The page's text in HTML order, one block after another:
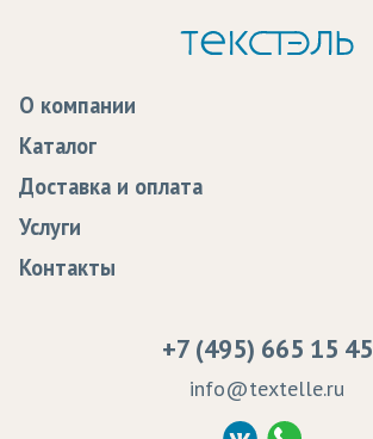
О компании
Статьи
Программа лояльности
Сертификаты качества
Судебные решения
Политика Конфиденциальности
Каталог
Доставка и оплата
Доставка
Оплата
Услуги
Образцы
Контакты
+7 (495) 665 15 45
info@textelle.ru